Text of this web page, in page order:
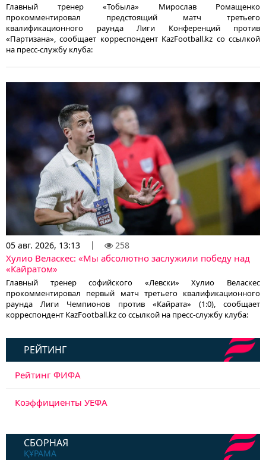
Главный тренер «Тобыла» Мирослав Ромащенко
прокомментировал предстоящий матч третьего
квалификационного раунда Лиги Конференций против
«Партизана», сообщает корреспондент KazFootball.kz со ссылкой
на пресс-службу клуба:
05 авг. 2026, 13:13 258
Хулио Веласкес: «Мы абсолютно заслужили победу над
«Кайратом»
Главный тренер софийского «Левски» Хулио Веласкес
прокомментировал первый матч третьего квалификационного
раунда Лиги Чемпионов против «Кайрата» (1:0), сообщает
корреспондент KazFootball.kz со ссылкой на пресс-службу клуба:
РЕЙТИНГ
Рейтинг ФИФА
Коэффициенты УЕФА
СБОРНАЯ
ҚҰРАМА